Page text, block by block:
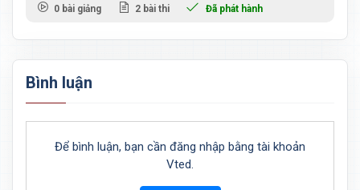
0 bài giảng 2 bài thi Đã phát hành
Bình luận
Để bình luận, bạn cần đăng nhập bằng tài khoản
Vted.